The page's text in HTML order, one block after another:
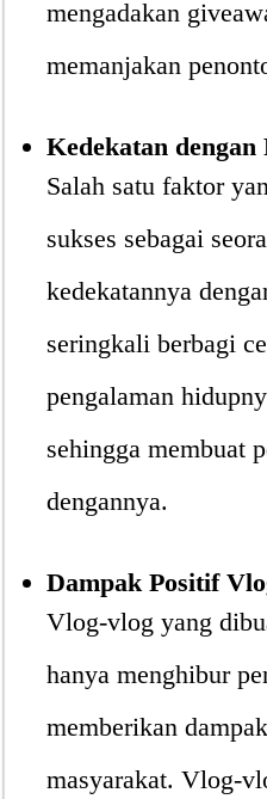
mengadakan
memanjakan
Kedekatan dengan
Salah satu faktor
sukses sebagai
kedekatannya
seringkali berbagi
pengalaman
sehingga membuat
dengannya.
Dampak Positif
Vlog-vlog yang
hanya menghibur
memberikan
masyarakat. Vlog-